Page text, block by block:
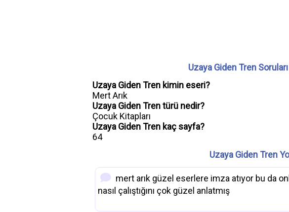
Uzaya Giden Tren
Uzaya Giden Tren kimin eseri?
Mert Arık
Uzaya Giden Tren türü nedir?
Çocuk Kitapları
Uzaya Giden Tren kaç sayfa?
64
Uzaya Giden Tren
mert arık güzel eserlere imza atıyor bu da
nasıl çalıştığını çok güzel anlatmış